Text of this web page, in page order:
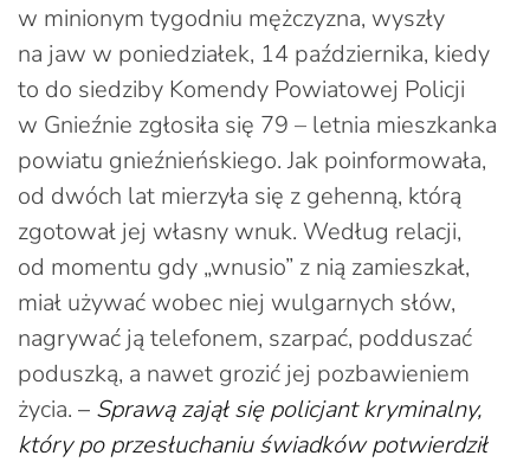
w minionym tygodniu mężczyzna, wyszły
na jaw w poniedziałek, 14 października, kiedy
to do siedziby Komendy Powiatowej Policji
w Gnieźnie zgłosiła się 79 – letnia mieszkanka
powiatu gnieźnieńskiego. Jak poinformowała,
od dwóch lat mierzyła się z gehenną, którą
zgotował jej własny wnuk. Według relacji,
od momentu gdy „wnusio” z nią zamieszkał,
miał używać wobec niej wulgarnych słów,
nagrywać ją telefonem, szarpać, podduszać
poduszką, a nawet grozić jej pozbawieniem
życia. – Sprawą zajął się policjant kryminalny,
który po przesłuchaniu świadków potwierdził